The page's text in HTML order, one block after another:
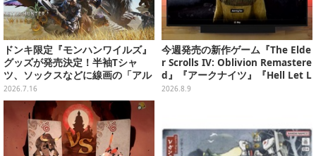
ドンキ限定『モンハンワイルズ』
グッズが発売決定！半袖Tシャ
ツ、ソックスなどに線画の「アル
シュベルド」「リオレウス」ら11
体をデザイン
2026.7.16
今週発売の新作ゲーム『The Elde
r Scrolls IV: Oblivion Remastere
d』『アークナイツ』『Hell Let L
oose: Vietnam』他
2026.8.9